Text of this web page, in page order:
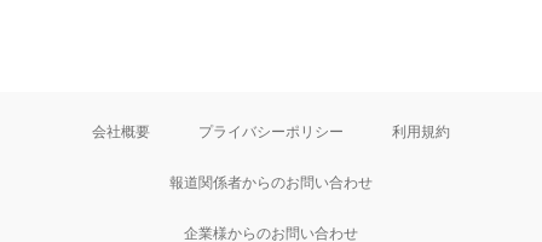
会社概要 プライバシーポリシー 利用規約
報道関係者からのお問い合わせ
企業様からのお問い合わせ